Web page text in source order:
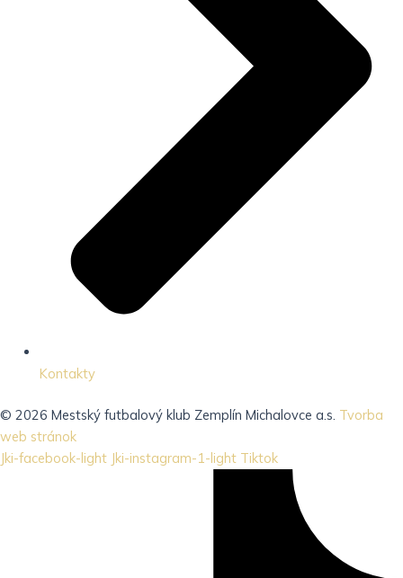
Kontakty
© 2026 Mestský futbalový klub Zemplín Michalovce a.s. Tvorba
web stránok
Jki-facebook-light Jki-instagram-1-light Tiktok